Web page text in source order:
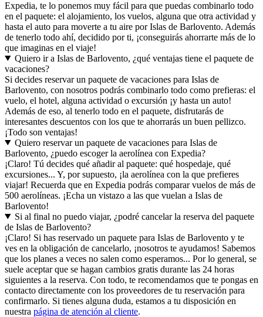
Expedia, te lo ponemos muy fácil para que puedas combinarlo todo
en el paquete: el alojamiento, los vuelos, alguna que otra actividad y
hasta el auto para moverte a tu aire por Islas de Barlovento. Además
de tenerlo todo ahí, decidido por ti, ¡conseguirás ahorrarte más de lo
que imaginas en el viaje!
Quiero ir a Islas de Barlovento, ¿qué ventajas tiene el paquete de
vacaciones?
Si decides reservar un paquete de vacaciones para Islas de
Barlovento, con nosotros podrás combinarlo todo como prefieras: el
vuelo, el hotel, alguna actividad o excursión ¡y hasta un auto!
Además de eso, al tenerlo todo en el paquete, disfrutarás de
interesantes descuentos con los que te ahorrarás un buen pellizco.
¡Todo son ventajas!
Quiero reservar un paquete de vacaciones para Islas de
Barlovento, ¿puedo escoger la aerolínea con Expedia?
¡Claro! Tú decides qué añadir al paquete: qué hospedaje, qué
excursiones... Y, por supuesto, ¡la aerolínea con la que prefieres
viajar! Recuerda que en Expedia podrás comparar vuelos de más de
500 aerolíneas. ¡Echa un vistazo a las que vuelan a Islas de
Barlovento!
Si al final no puedo viajar, ¿podré cancelar la reserva del paquete
de Islas de Barlovento?
¡Claro! Si has reservado un paquete para Islas de Barlovento y te
ves en la obligación de cancelarlo, ¡nosotros te ayudamos! Sabemos
que los planes a veces no salen como esperamos... Por lo general, se
suele aceptar que se hagan cambios gratis durante las 24 horas
siguientes a la reserva. Con todo, te recomendamos que te pongas en
contacto directamente con los proveedores de tu reservación para
confirmarlo. Si tienes alguna duda, estamos a tu disposición en
nuestra página de atención al cliente.